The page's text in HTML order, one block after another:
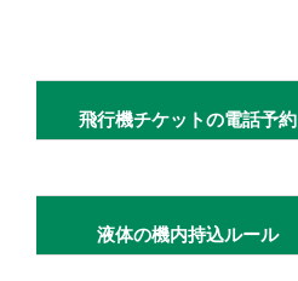
飛行機チケットの電話予約
液体の機内持込ルール